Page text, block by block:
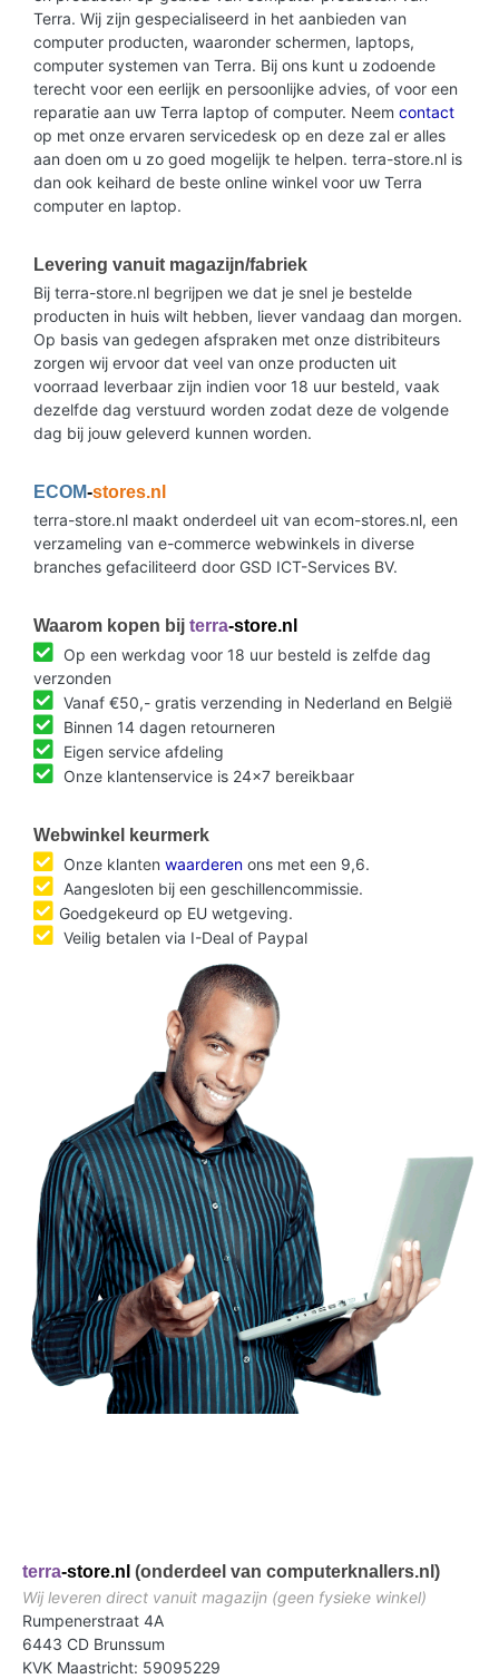
Terra. Wij zijn gespecialiseerd in het aanbieden van
computer producten, waaronder schermen, laptops,
computer systemen van Terra. Bij ons kunt u zodoende
terecht voor een eerlijk en persoonlijke advies, of voor een
reparatie aan uw Terra laptop of computer. Neem contact
op met onze ervaren servicedesk op en deze zal er alles
aan doen om u zo goed mogelijk te helpen. terra-store.nl is
dan ook keihard de beste online winkel voor uw Terra
computer en laptop.
Levering vanuit magazijn/fabriek
Bij terra-store.nl begrijpen we dat je snel je bestelde
producten in huis wilt hebben, liever vandaag dan morgen.
Op basis van gedegen afspraken met onze distribiteurs
zorgen wij ervoor dat veel van onze producten uit
voorraad leverbaar zijn indien voor 18 uur besteld, vaak
dezelfde dag verstuurd worden zodat deze de volgende
dag bij jouw geleverd kunnen worden.
ECOM-stores.nl
terra-store.nl maakt onderdeel uit van ecom-stores.nl, een
verzameling van e-commerce webwinkels in diverse
branches gefaciliteerd door GSD ICT-Services BV.
Waarom kopen bij terra-store.nl
Op een werkdag voor 18 uur besteld is zelfde dag
verzonden
Vanaf €50,- gratis verzending in Nederland en België
Binnen 14 dagen retourneren
Eigen service afdeling
Onze klantenservice is 24x7 bereikbaar
Webwinkel keurmerk
Onze klanten waarderen ons met een 9,6.
Aangesloten bij een geschillencommissie.
Goedgekeurd op EU wetgeving.
Veilig betalen via I-Deal of Paypal
terra-store.nl (onderdeel van computerknallers.nl)
Wij leveren direct vanuit magazijn (geen fysieke winkel)
Rumpenerstraat 4A
6443 CD Brunssum
KVK Maastricht: 59095229